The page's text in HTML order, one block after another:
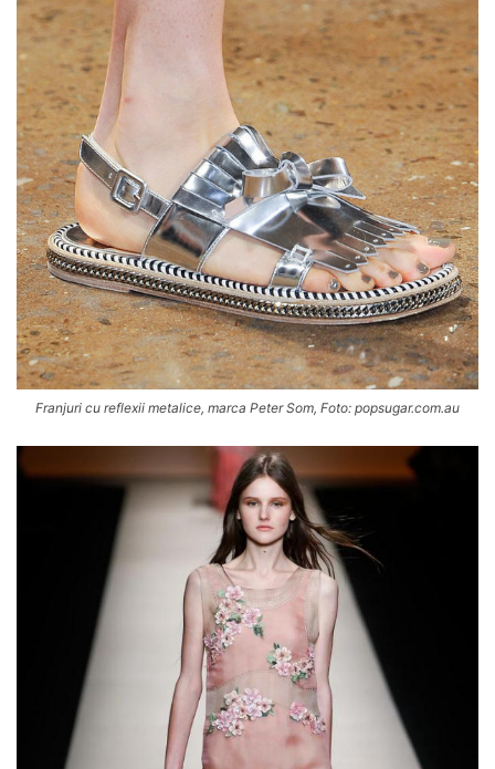
Franjuri cu reflexii metalice, marca Peter Som, Foto: popsugar.com.au